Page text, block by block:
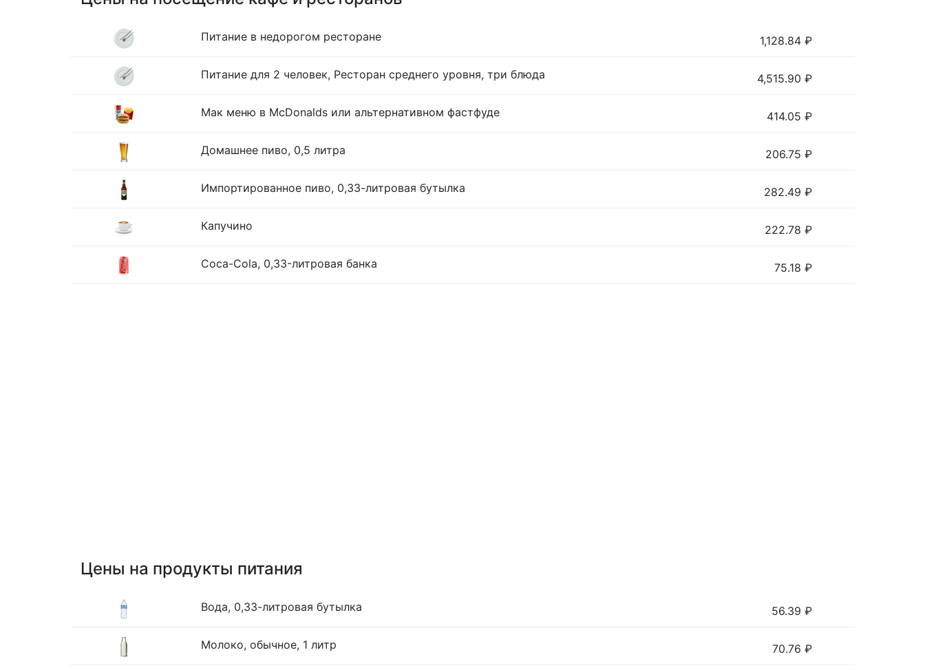
Питание в недорогом ресторане 1,128.84 ₽
Питание для 2 человек, Ресторан среднего уровня, три блюда 4,515.90 ₽
Мак меню в McDonalds или альтернативном фастфуде 414.05 ₽
Домашнее пиво, 0,5 литра 206.75 ₽
Импортированное пиво, 0,33-литровая бутылка 282.49 ₽
Капучино 222.78 ₽
Coca-Cola, 0,33-литровая банка 75.18 ₽
Цены на продукты питания
Вода, 0,33-литровая бутылка 56.39 ₽
Молоко, обычное, 1 литр 70.76 ₽